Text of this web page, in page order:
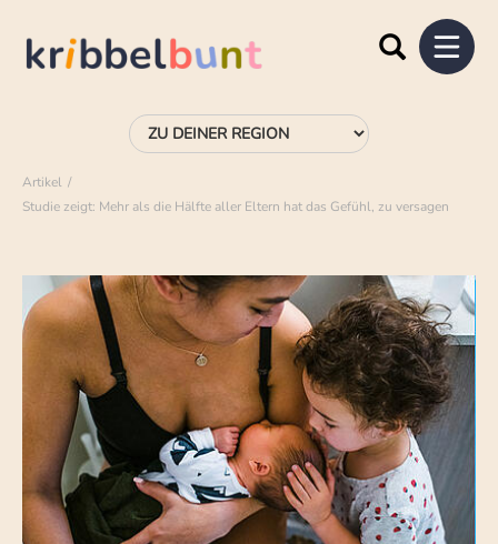
Artikel
Studie zeigt: Mehr als die Hälfte aller Eltern hat das Gefühl, zu versagen